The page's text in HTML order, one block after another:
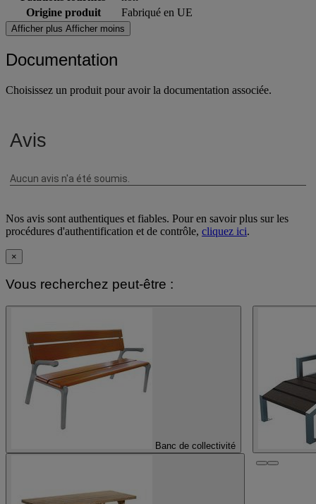
Fixations fournies
non
Origine produit
Fabriqué en UE
Documentation
Nos avis sont authentiques et fiables. Pour en savoir plus sur les
×
Vous recherchez peut-être :
Banc de collectivité